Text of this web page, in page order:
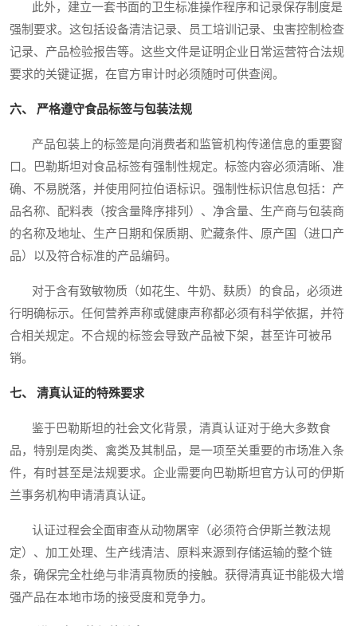
此外，建立一套书面的卫生标准操作程序和记录保存制度是
强制要求。这包括设备清洁记录、员工培训记录、虫害控制检查
记录、产品检验报告等。这些文件是证明企业日常运营符合法规
要求的关键证据，在官方审计时必须随时可供查阅。
六、 严格遵守食品标签与包装法规
产品包装上的标签是向消费者和监管机构传递信息的重要窗
口。巴勒斯坦对食品标签有强制性规定。标签内容必须清晰、准
确、不易脱落，并使用阿拉伯语标识。强制性标识信息包括：产
品名称、配料表（按含量降序排列）、净含量、生产商与包装商
的名称及地址、生产日期和保质期、贮藏条件、原产国（进口产
品）以及符合标准的产品编码。
对于含有致敏物质（如花生、牛奶、麸质）的食品，必须进
行明确标示。任何营养声称或健康声称都必须有科学依据，并符
合相关规定。不合规的标签会导致产品被下架，甚至许可被吊
销。
七、 清真认证的特殊要求
鉴于巴勒斯坦的社会文化背景，清真认证对于绝大多数食
品，特别是肉类、禽类及其制品，是一项至关重要的市场准入条
件，有时甚至是法规要求。企业需要向巴勒斯坦官方认可的伊斯
兰事务机构申请清真认证。
认证过程会全面审查从动物屠宰（必须符合伊斯兰教法规
定）、加工处理、生产线清洁、原料来源到存储运输的整个链
条，确保完全杜绝与非清真物质的接触。获得清真证书能极大增
强产品在本地市场的接受度和竞争力。